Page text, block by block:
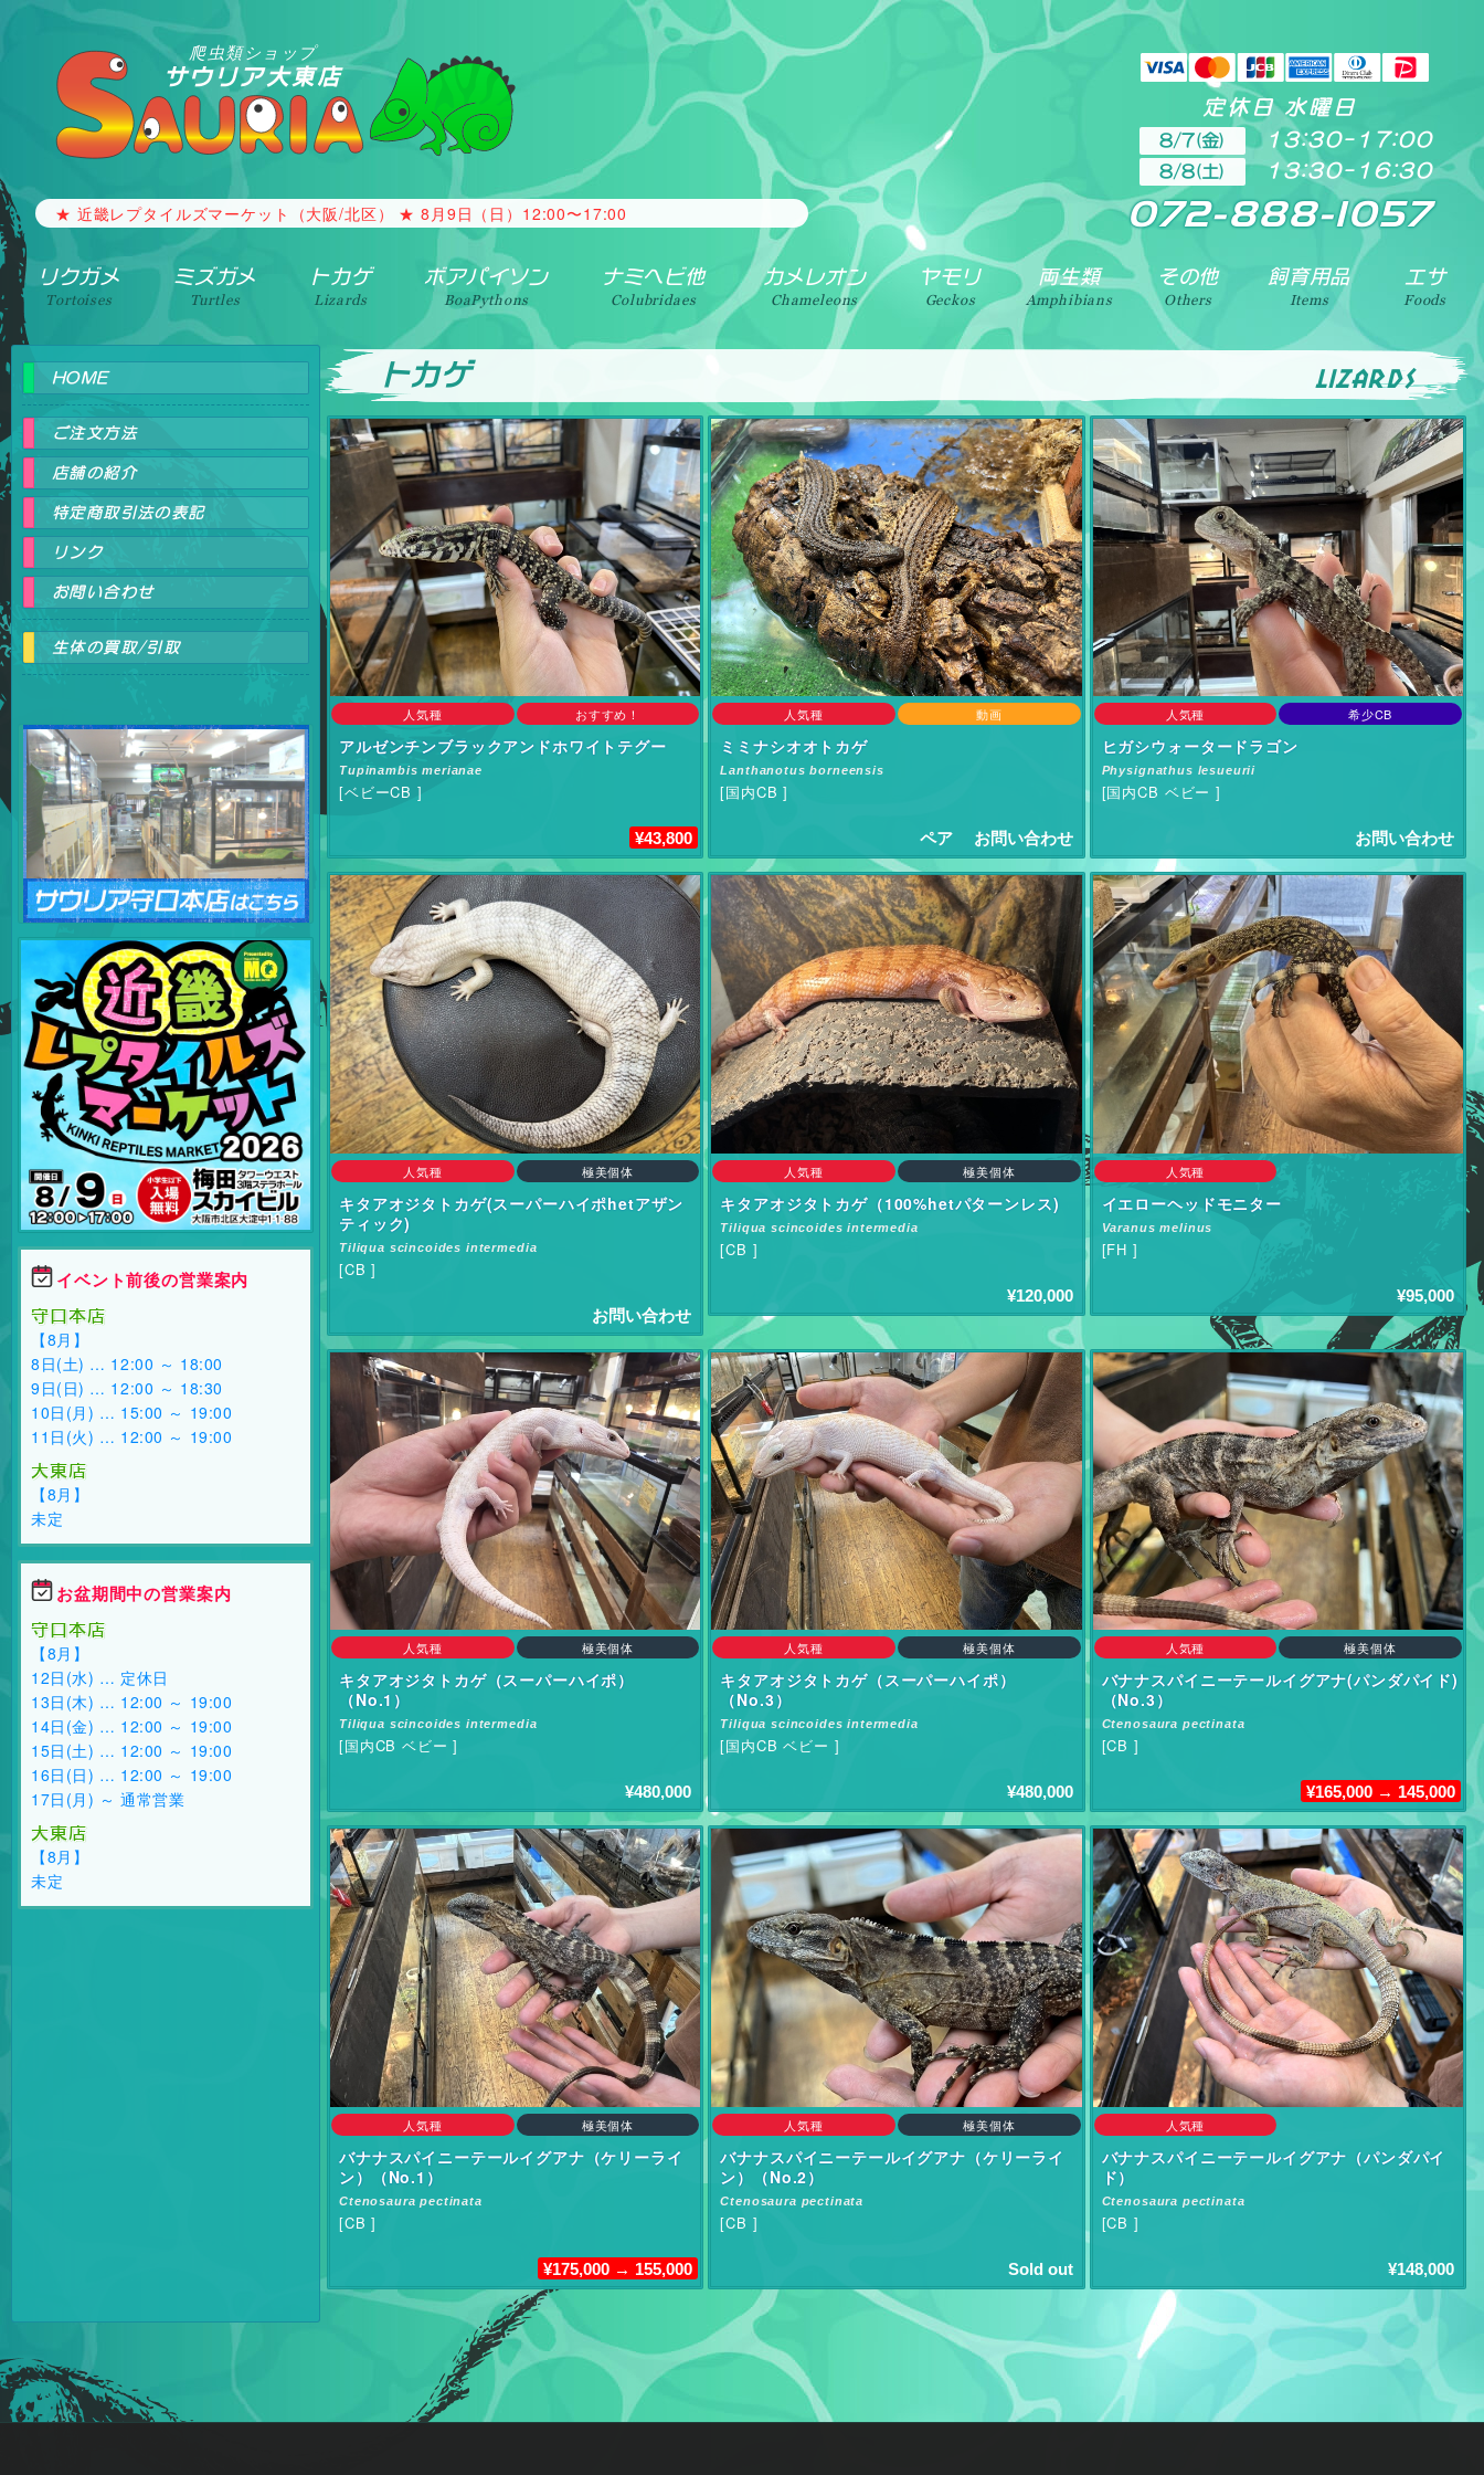
爬虫類ショップ
サウリア大東店
定休日 水曜日
8/7(金) 13:30-17:00
8/8(土) 13:30-16:30
072-888-1057
リクガメ
Tortoises
ミズガメ
Turtles
トカゲ
Lizards
ボアパイソン
BoaPythons
ナミヘビ他
Colubridaes
カメレオン
Chameleons
ヤモリ
Geckos
両生類
Amphibians
その他
Others
飼育用品
Items
エサ
Foods
★ 近畿レプタイルズマーケット（大阪/北区） ★ 8月9日（日）12:00〜17:00
【生体の買取・引取】 事情で飼う事が出来なくなった生体がございましたらご相談ください。 常時、買取・引取を行っております。地域によりますが、出張買取引取も致しております。
トカゲ lizards
人気種 おすすめ！
アルゼンチンブラックアンドホワイトテグー
Tupinambis merianae
[ベビーCB ]
¥43,800
人気種 動画
ミミナシオオトカゲ
Lanthanotus borneensis
[国内CB ]
ペア お問い合わせ
人気種 希少CB
ヒガシウォータードラゴン
Physignathus lesueurii
[国内CB ベビー ]
お問い合わせ
人気種 極美個体
キタアオジタトカゲ(スーパーハイポhetアザン
ティック)
Tiliqua scincoides intermedia
[CB ]
お問い合わせ
人気種 極美個体
キタアオジタトカゲ（100%hetパターンレス)
Tiliqua scincoides intermedia
[CB ]
¥120,000
人気種
イエローヘッドモニター
Varanus melinus
[FH ]
¥95,000
人気種 極美個体
キタアオジタトカゲ（スーパーハイポ）
（No.1）
Tiliqua scincoides intermedia
[国内CB ベビー ]
¥480,000
人気種 極美個体
キタアオジタトカゲ（スーパーハイポ）
（No.3）
Tiliqua scincoides intermedia
[国内CB ベビー ]
¥480,000
人気種 極美個体
バナナスパイニーテールイグアナ(パンダパイド)
（No.3）
Ctenosaura pectinata
[CB ]
¥165,000 → 145,000
人気種 極美個体
バナナスパイニーテールイグアナ（ケリーライ
ン）（No.1）
Ctenosaura pectinata
[CB ]
¥175,000 → 155,000
人気種 極美個体
バナナスパイニーテールイグアナ（ケリーライ
ン）（No.2）
Ctenosaura pectinata
[CB ]
Sold out
人気種
バナナスパイニーテールイグアナ（パンダパイ
ド）
Ctenosaura pectinata
[CB ]
¥148,000
HOME
ご注文方法
店舗の紹介
特定商取引法の表記
リンク
お問い合わせ
生体の買取/引取
爬虫類ショップ サウリア守口店
イベント前後の営業案内
守口本店
【8月】
8日(土) … 12:00 ～ 18:00
9日(日) … 12:00 ～ 18:30
10日(月) … 15:00 ～ 19:00
11日(火) … 12:00 ～ 19:00
大東店
【8月】
未定
お盆期間中の営業案内
守口本店
【8月】
12日(水) … 定休日
13日(木) … 12:00 ～ 19:00
14日(金) … 12:00 ～ 19:00
15日(土) … 12:00 ～ 19:00
16日(日) … 12:00 ～ 19:00
17日(月) ～ 通常営業
大東店
【8月】
未定